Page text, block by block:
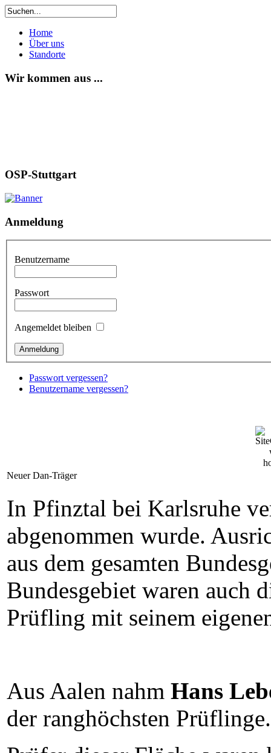
Home
Über uns
Standorte
Wir kommen aus ...
OSP-Stuttgart
Anmeldung
Benutzername
Passwort
Angemeldet bleiben
Passwort vergessen?
Benutzername vergessen?
Neuer Dan-Träger
In Pfinztal bei Karlsruhe
abgenommen wurde.
aus dem gesamten
Bundesgebiet waren auch
Prüfling mit seinem
Aus Aalen nahm Hans
der ranghöchsten Prüflinge.